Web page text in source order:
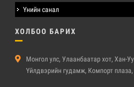
Үнийн санал
ХОЛБОО БАРИХ
Монгол улс, Улаанбаатар хот, Хан-
Үйлдвэрийн гудамж, Компорт плаза,